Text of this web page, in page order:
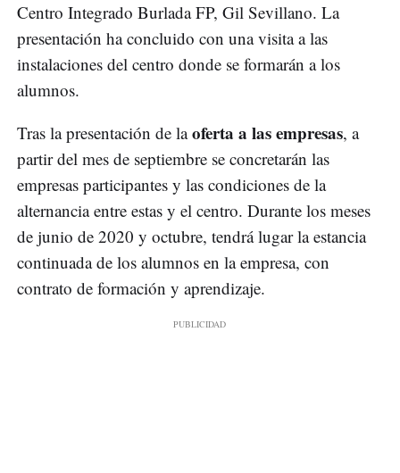
Centro Integrado Burlada FP, Gil Sevillano. La
presentación ha concluido con una visita a las
instalaciones del centro donde se formarán a los
alumnos.
Tras la presentación de laoferta a las empresas, a
partir del mes de septiembre se concretarán las
empresas participantes y las condiciones de la
alternancia entre estas y el centro. Durante los meses
de junio de 2020 y octubre, tendrá lugar la estancia
continuada de los alumnos en la empresa, con
contrato de formación y aprendizaje.